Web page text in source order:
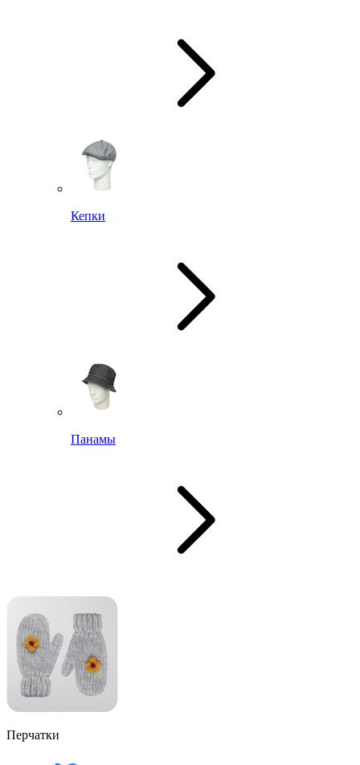
Кепки
Панамы
Перчатки